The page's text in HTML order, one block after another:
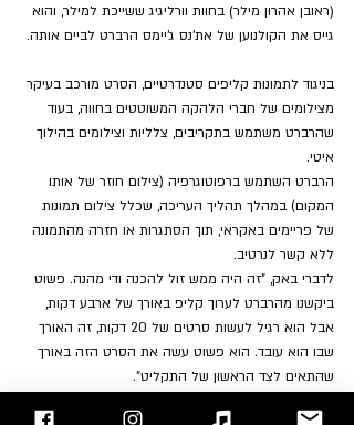
(ראובן אהרון מילר) בחוות וורליגיג ששייכת למילר, והוא
גייס את הקולנוען של את'נס ג'יימס הרברט לביים אותה.
בניגוד לתמונות קליפים סטנדרטיים, הסרט מורכב בעיקר
מצילומים של חברי הלהקה המשוטטים בחווה, בעוד
שהרברט משתמש בתקריבים, צלליות וצילומים בהילוך
איטי.
הרברט השתמש ברפוטוגרפיה (צילום חוזר של אותו
המקום) במהלך תהליך העריכה, שכלל צילום תמונות
של פריימים באקראי, תוך הסתגרות או חזרה מהתמונה
ללא קשר לנרטיב.
לדברי באק, "זה היה ממש זול להכנה ודי מהנה. פשוט
ביקשנו מהרברט לערוך קליפ באורך של ארבע דקות,
אבל הוא רגיל לעשות סרטים של 20 דקות, זה האורך
שבו הוא עובד. הוא פשוט עשה את הסרט הזה באורך
שהתאים לצד הראשון של התקליט".